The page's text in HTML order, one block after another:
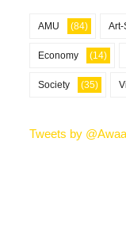
AMU (84) Art-
Economy (14)
Society (35)
Tweets by